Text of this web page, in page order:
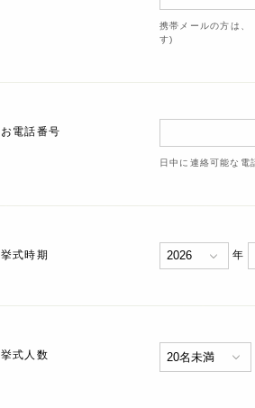
携帯メールの方は、
す)
お電話番号
日中に連絡可能な電
挙式時期 年
挙式人数